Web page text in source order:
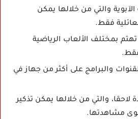
والتي من خلالها يمكن
فقط.
بمختلف الألعاب الرياضية
والبرامج على أكثر من جهاز في
لاحقا، والتي من خلالها يمكن تذكير
مشاهدتها.